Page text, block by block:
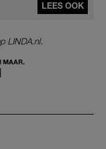
LEES OOK
LINDA.nl.
MAAR.